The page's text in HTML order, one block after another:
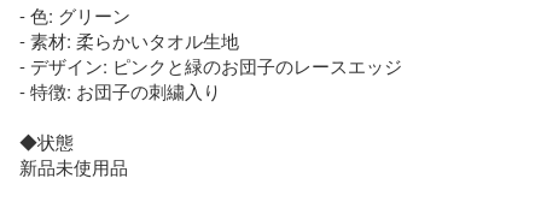
- 色: グリーン
- 素材: 柔らかいタオル生地
- デザイン: ピンクと緑のお団子のレースエッジ
- 特徴: お団子の刺繍入り
◆状態
新品未使用品